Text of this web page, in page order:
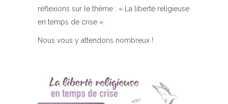
réflexions sur le thème : « La liberté religieuse
en temps de crise ».
Nous vous y attendons nombreux !